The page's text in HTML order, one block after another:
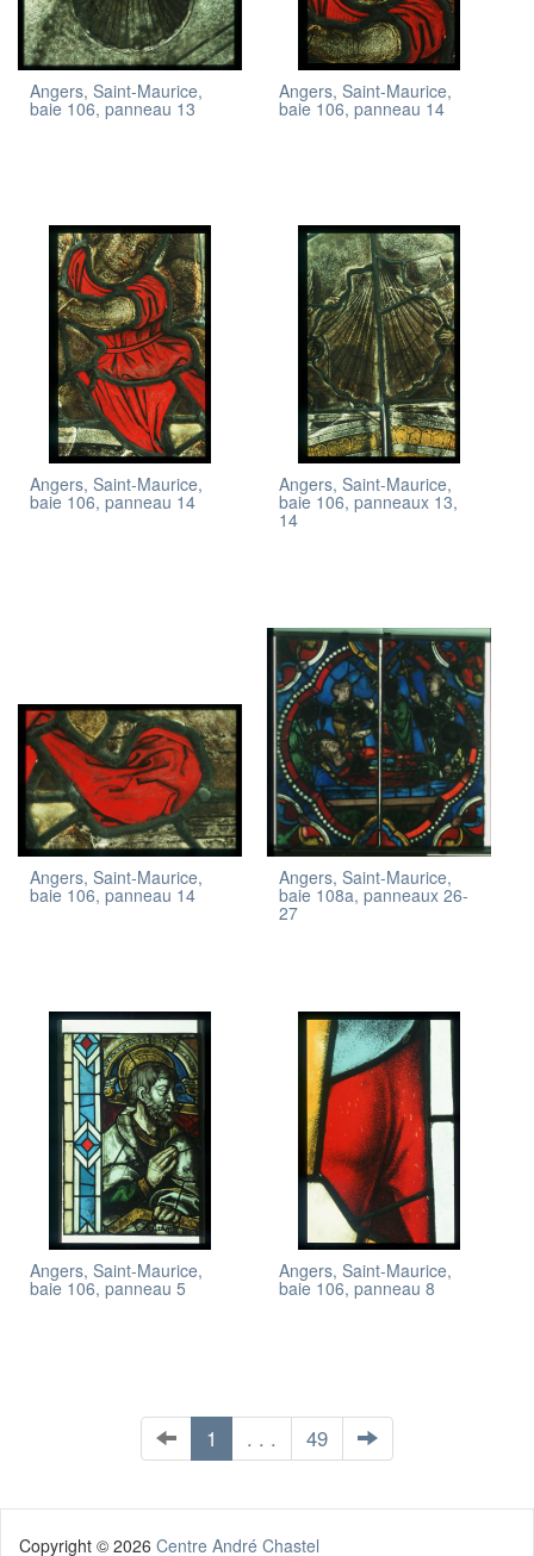
Angers, Saint-Maurice,
baie 106, panneau 13
Angers, Saint-Maurice,
baie 106, panneau 14
Angers, Saint-Maurice,
baie 106, panneau 14
Angers, Saint-Maurice,
baie 106, panneaux 13,
14
Angers, Saint-Maurice,
baie 106, panneau 14
Angers, Saint-Maurice,
baie 108a, panneaux 26-
27
Angers, Saint-Maurice,
baie 106, panneau 5
Angers, Saint-Maurice,
baie 106, panneau 8
1 . . . 49
Copyright © 2026 Centre André Chastel